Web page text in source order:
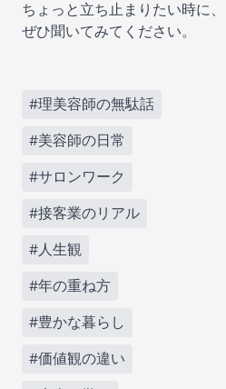
ちょっと立ち止まりたい時に、
ぜひ聞いてみてください。
#理美容師の無駄話
#美容師の日常
#サロンワーク
#接客業のリアル
#人生観
#年の重ね方
#豊かな暮らし
#価値観の違い